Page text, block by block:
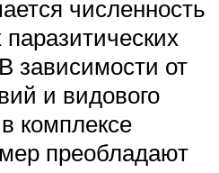
численность
зависимости от
и видового
комплексе
преобладают